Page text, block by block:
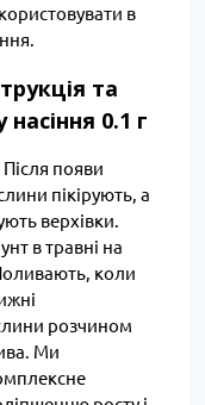
в
та
0.1 г
появи
пікірують, а
верхівки.
в травні на
коли
розчином
Ми